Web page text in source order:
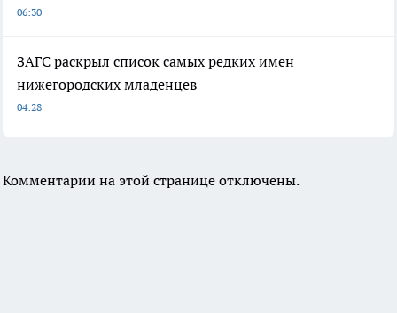
06:30
ЗАГС раскрыл список самых редких имен
нижегородских младенцев
04:28
Комментарии на этой странице отключены.